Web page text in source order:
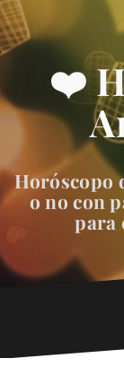
❤️
Horóscopo
o no con
para